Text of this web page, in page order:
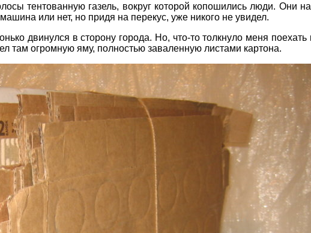
тентованную газель, вокруг которой копошились люди. Они
или нет, но придя на перекус, уже никого не увидел.
двинулся в сторону города. Но, что-то толкнуло меня
там огромную яму, полностью заваленную листами картона.